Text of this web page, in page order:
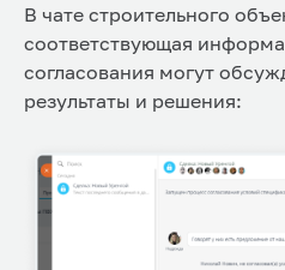
В чате строительного
соответствующая
согласования могут
результаты и решения: